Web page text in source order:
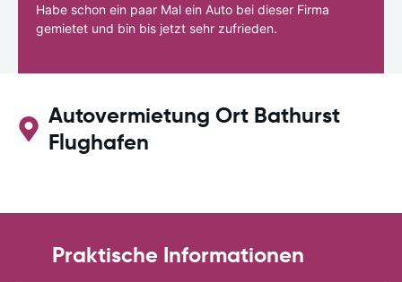
Habe schon ein paar Mal ein Auto bei dieser Firma
gemietet und bin bis jetzt sehr zufrieden.
Autovermietung Ort Bathurst
Flughafen
Praktische Informationen